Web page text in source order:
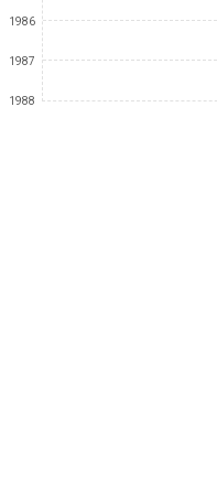
1986
1987
1988